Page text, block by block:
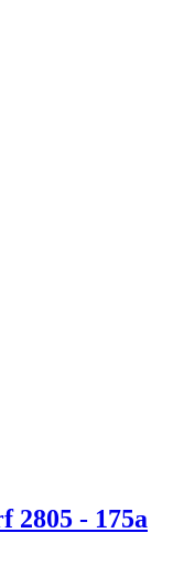
2805 - 175a